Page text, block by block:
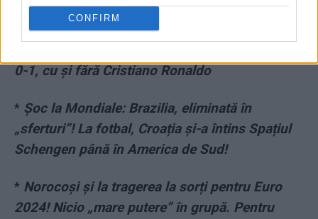
CONFIRM
Moment istoric: Maroc – prima echipă
africană în semifinalele Campionatului Mondial
0-1, cu și fără Cristiano Ronaldo
* Șoc la Mondiale: Brazilia, eliminată în
„sferturi”! La fotbal, Croația și-a întins Spațiul
Schengen până în America de Sud!
* Norocoși și la tragerea la sorți pentru Euro
2024! Nicio „mare putere” în grupă. Pentru